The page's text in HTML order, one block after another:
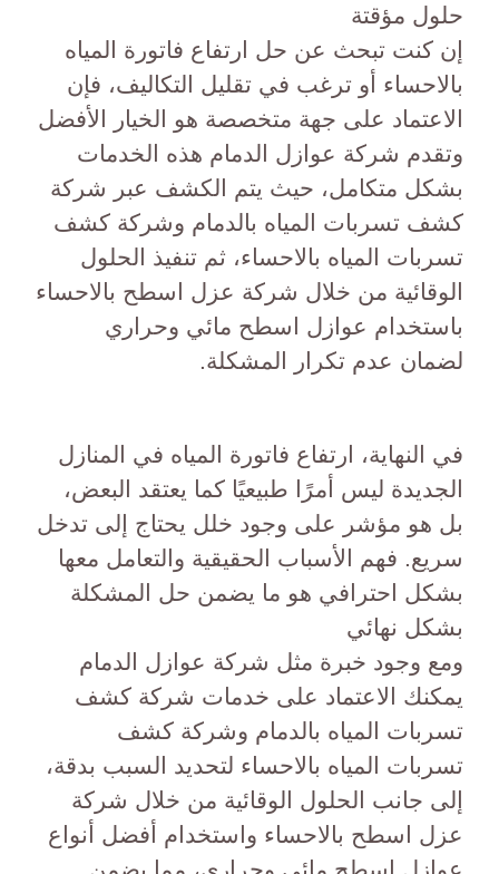
حلول مؤقتة
إن كنت تبحث عن حل ارتفاع فاتورة المياه
بالاحساء أو ترغب في تقليل التكاليف، فإن
الاعتماد على جهة متخصصة هو الخيار الأفضل
وتقدم شركة عوازل الدمام هذه الخدمات
بشكل متكامل، حيث يتم الكشف عبر شركة
كشف تسربات المياه بالدمام وشركة كشف
تسربات المياه بالاحساء، ثم تنفيذ الحلول
الوقائية من خلال شركة عزل اسطح بالاحساء
باستخدام عوازل اسطح مائي وحراري
لضمان عدم تكرار المشكلة.
في النهاية، ارتفاع فاتورة المياه في المنازل
الجديدة ليس أمرًا طبيعيًا كما يعتقد البعض،
بل هو مؤشر على وجود خلل يحتاج إلى تدخل
سريع. فهم الأسباب الحقيقية والتعامل معها
بشكل احترافي هو ما يضمن حل المشكلة
بشكل نهائي
ومع وجود خبرة مثل شركة عوازل الدمام
يمكنك الاعتماد على خدمات شركة كشف
تسربات المياه بالدمام وشركة كشف
تسربات المياه بالاحساء لتحديد السبب بدقة،
إلى جانب الحلول الوقائية من خلال شركة
عزل اسطح بالاحساء واستخدام أفضل أنواع
عوازل اسطح مائي وحراري، مما يضمن